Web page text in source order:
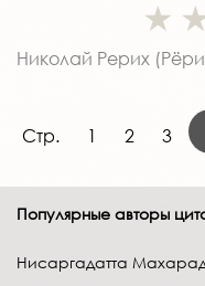
Николай Рерих
Стр. 1 2 3
Популярные авторы
Нисаргадатта